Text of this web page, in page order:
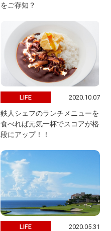
をご存知？
LIFE 2020.10.07
鉄人シェフのランチメニューを
食べれば元気一杯でスコアが格
段にアップ！！
LIFE 2020.05.31